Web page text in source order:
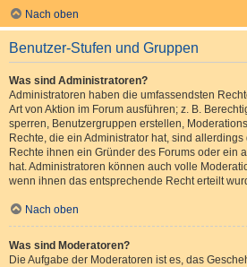
Nach oben
Benutzer-Stufen und Gruppen
Was sind Administratoren?
Administratoren haben die umfassendsten
Art von Aktion im Forum ausführen; z. B.
sperren, Benutzergruppen erstellen,
Rechte, die ein Administrator hat, sind
Rechte ihnen ein Gründer des Forums oder ein
hat. Administratoren können auch volle
wenn ihnen das entsprechende Recht erteilt
Nach oben
Was sind Moderatoren?
Die Aufgabe der Moderatoren ist es, das